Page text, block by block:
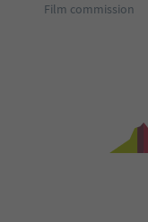
Film commission